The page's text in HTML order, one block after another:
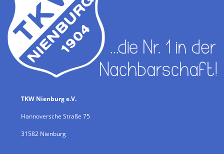
TKW Nienburg e.V.
Hannoversche Straße 75
31582 Nienburg